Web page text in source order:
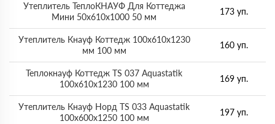
Утеплитель ТеплоКНАУФ Для Коттеджа
Мини 50х610х1000 50 мм
173 уп.
Утеплитель Кнауф Коттедж 100х610х1230
мм 100 мм
160 уп.
Теплокнауф Коттедж ТS 037 Aquastatik
100х610х1230 100 мм
169 уп.
Утеплитель Кнауф Норд ТS 033 Aquastatik
100х600х1250 100 мм
197 уп.